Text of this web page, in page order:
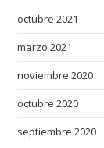
octubre 2021
marzo 2021
noviembre 2020
octubre 2020
septiembre 2020